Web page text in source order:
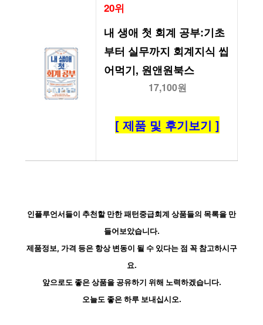
20위
내 생애 첫 회계 공부:기초
부터 실무까지 회계지식 씹
어먹기, 원앤원북스
17,100원
[ 제품 및 후기보기 ]
인플루언서들이 추천할 만한 패턴중급회계 상품들의 목록을 만
들어보았습니다.
제품정보, 가격 등은 항상 변동이 될 수 있다는 점 꼭 참고하시구
요.
앞으로도 좋은 상품을 공유하기 위해 노력하겠습니다.
오늘도 좋은 하루 보내십시오.